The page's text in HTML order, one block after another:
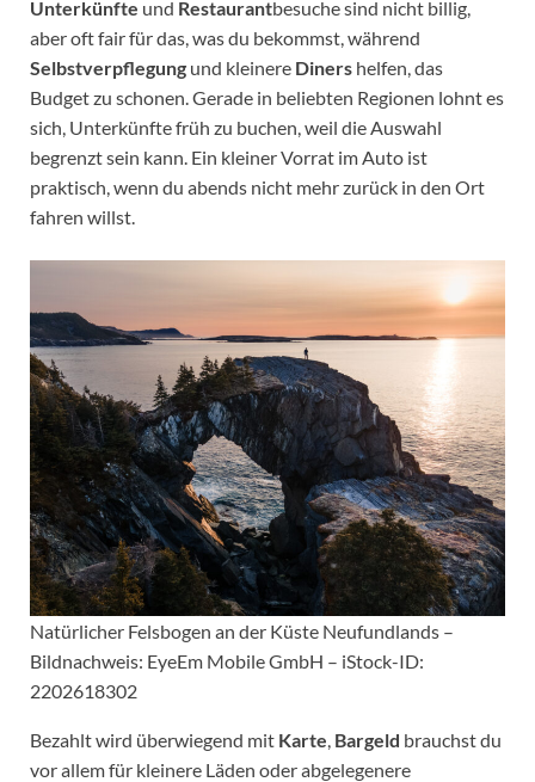
Unterkünfte und Restaurantbesuche sind nicht billig,
aber oft fair für das, was du bekommst, während
Selbstverpflegung und kleinere Diners helfen, das
Budget zu schonen. Gerade in beliebten Regionen lohnt es
sich, Unterkünfte früh zu buchen, weil die Auswahl
begrenzt sein kann. Ein kleiner Vorrat im Auto ist
praktisch, wenn du abends nicht mehr zurück in den Ort
fahren willst.
Natürlicher Felsbogen an der Küste Neufundlands –
Bildnachweis: EyeEm Mobile GmbH – iStock-ID:
2202618302
Bezahlt wird überwiegend mit Karte, Bargeld brauchst du
vor allem für kleinere Läden oder abgelegenere